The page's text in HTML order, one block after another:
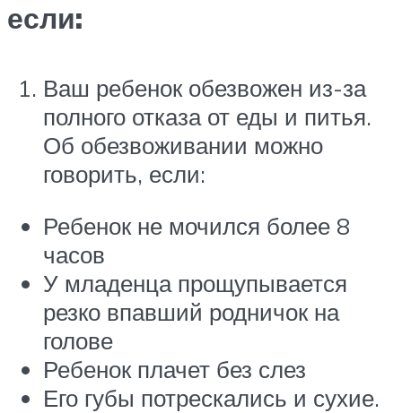
если:
Ваш ребенок обезвожен из-за
полного отказа от еды и питья.
Об обезвоживании можно
говорить, если:
Ребенок не мочился более 8
часов
У младенца прощупывается
резко впавший родничок на
голове
Ребенок плачет без слез
Его губы потрескались и сухие.